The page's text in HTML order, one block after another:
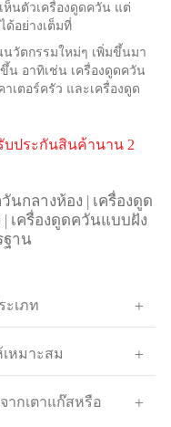
ห็นตัวเครื่องดูดควัน แต่
ด้อย่างเต็มที่
วัตกรรมใหม่ๆ เพิ่มขึ้นมา
น อาทิเช่น เครื่องดูดควัน
เตอร์ครัว และเครื่องดูด
บประกันสินค้านาน 2
นกลางห้อง
เครื่องดูด
เครื่องดูดควันแบบฝัง
ฐาน
ะเภท
เหมาะสม
ากเตาแก๊สหรือ